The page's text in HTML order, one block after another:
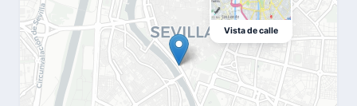
Vista de calle